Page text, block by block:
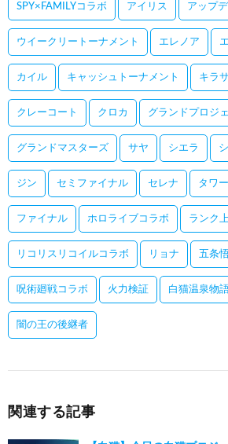
SPY×FAMILYコラボ アイリス アップ
ウイークリートーナメント エレノア
カイル キャッシュトーナメント キラ
クレーコート クロカ グランドプロジ
グランドマスターズ サヤ シエラ
ジン セミファイナル セレナ タワー
ファイナル ホロライブコラボ ランク
リコリスリコイルコラボ リョナ 五条
呪術廻戦コラボ 火力検証 白猫温泉物
闇の王の後継者
関連する記事